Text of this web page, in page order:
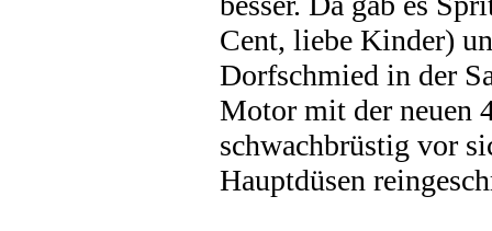
Cent, liebe Kinder)
Dorfschmied in der
Motor mit der neuen
schwachbrüstig vor
Hauptdüsen